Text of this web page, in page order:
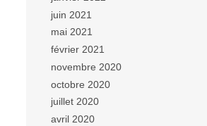
juin 2021
mai 2021
février 2021
novembre 2020
octobre 2020
juillet 2020
avril 2020